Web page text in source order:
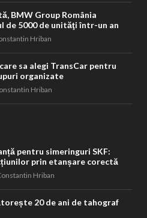
BMW Group România
de 5000 de unităţi într-un an
Hriban
sa alegi TransCar pentru
organizate
Hriban
pentru simeringuri SKF:
prin etanșare corectă
Hriban
20 de ani de tahograf